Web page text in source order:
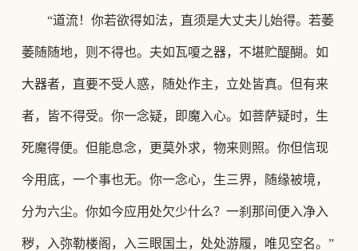
“道流！你若欲得如法，直须是大丈夫儿始得。若萎
萎随随地，则不得也。夫如瓦嗄之器，不堪贮醍醐。如
大器者，直要不受人惑，随处作主，立处皆真。但有来
者，皆不得受。你一念疑，即魔入心。如菩萨疑时，生
死魔得便。但能息念，更莫外求，物来则照。你但信现
今用底，一个事也无。你一念心，生三界，随缘被境，
分为六尘。你如今应用处欠少什么？一刹那间便入净入
秽，入弥勒楼阁，入三眼国土，处处游履，唯见空名。 ”